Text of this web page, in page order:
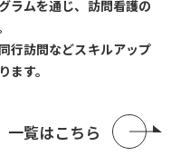
ラムを通じ、訪問看護の
行訪問などスキルアップ
ます。
一覧はこちら